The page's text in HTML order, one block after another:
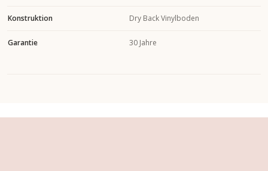
Konstruktion Dry Back Vinylboden
Garantie 30 Jahre